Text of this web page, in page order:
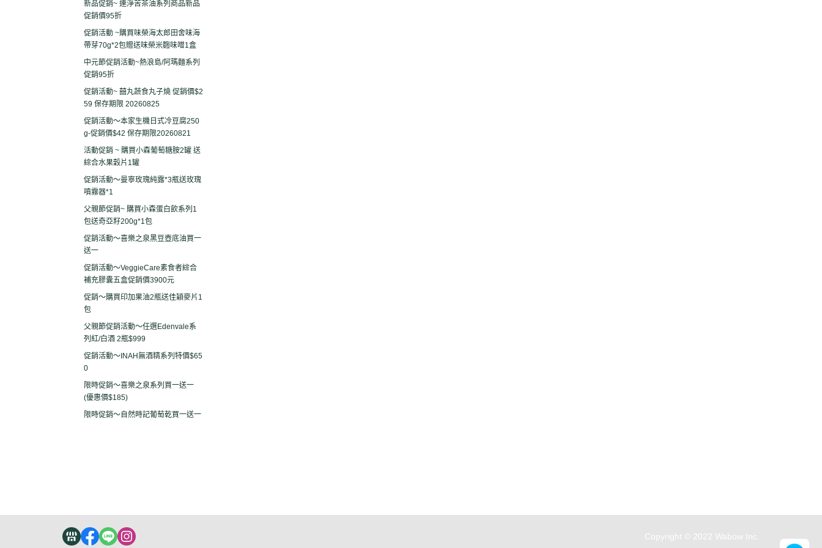
新品促銷~ 連淨苦茶油系列商品新品
促銷價95折
促銷活動 ~購買味榮海太郎田舍味海
帶芽70g*2包贈送味榮米麴味噌1盒
中元節促銷活動~熱浪島/阿瑪麵系列
促銷95折
促銷活動~ 囍丸蔬食丸子燒 促銷價$2
59 保存期限 20260825
促銷活動～本家生機日式冷豆腐250
g-促銷價$42 保存期限20260821
活動促銷 ~ 購買小森葡萄糖胺2罐 送
綜合水果穀片1罐
促銷活動～曼寧玫瑰純露*3瓶送玫瑰
噴霧器*1
父親節促銷~ 購買小森蛋白飲系列1
包送奇亞籽200g*1包
促銷活動～喜樂之泉黑豆壺底油買一
送一
促銷活動～VeggieCare素食者綜合
補充膠囊五盒促銷價3900元
促銷～購買印加果油2瓶送佳穎麥片1
包
父親節促銷活動～任選Edenvale系
列紅/白酒 2瓶$999
促銷活動～INAH無酒精系列特價$65
0
限時促銷～喜樂之泉系列買一送一
(優惠價$185)
限時促銷～自然時記葡萄乾買一送一
Copyright © 2022 Wabow Inc.